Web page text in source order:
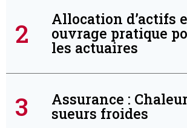
2
Allocation d’actifs
ouvrage pratique
les actuaires
3
Assurance :
sueurs froides